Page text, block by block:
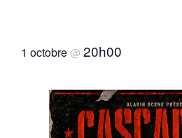
1 octobre@ 20h00